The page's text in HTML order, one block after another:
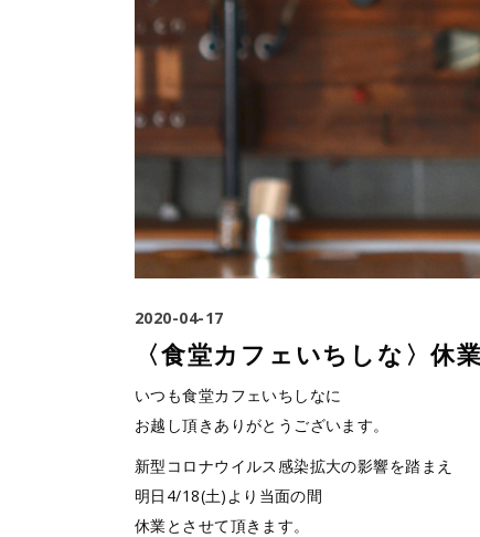
2020-04-17
〈食堂カフェいちしな〉休
いつも食堂カフェいちしなに
お越し頂きありがとうございます。
新型コロナウイルス感染拡大の影響を踏まえ
明日4/18(土)より当面の間
休業とさせて頂きます。